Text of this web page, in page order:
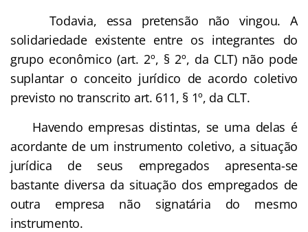
Todavia, essa pretensão não vingou. A
solidariedade existente entre os integrantes do
grupo econômico (art. 2º, § 2º, da CLT) não pode
suplantar o conceito jurídico de acordo coletivo
previsto no transcrito art. 611, § 1º, da CLT.
Havendo empresas distintas, se uma delas é
acordante de um instrumento coletivo, a situação
jurídica de seus empregados apresenta-se
bastante diversa da situação dos empregados de
outra empresa não signatária do mesmo
instrumento.